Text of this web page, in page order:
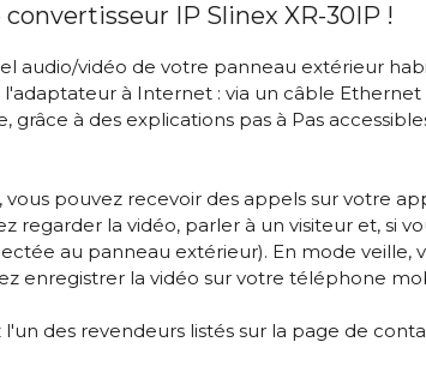
IP Slinex XR-30IP !
audio/vidéo de votre panneau extérieur
à Internet : via un câble Ethernet
à des explications pas à Pas
pouvez recevoir des appels sur votre
la vidéo, parler à un visiteur et, si
au panneau extérieur). En mode veille,
enregistrer la vidéo sur votre téléphone
des revendeurs listés sur la page de